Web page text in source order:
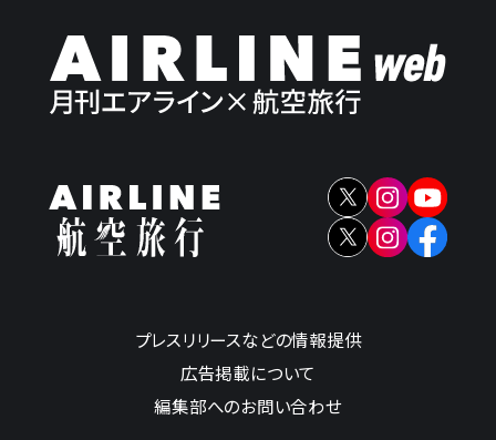
プレスリリースなどの情報提供
広告掲載について
編集部へのお問い合わせ